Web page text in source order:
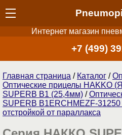
Интернет магазин
+7 (499)
Главная страница / Каталог /
Оптические прицелы HAKKO
SUPERB B1 (25,4мм) /
SUPERB B1ERCHMEZF-
отстройкой от параллакса